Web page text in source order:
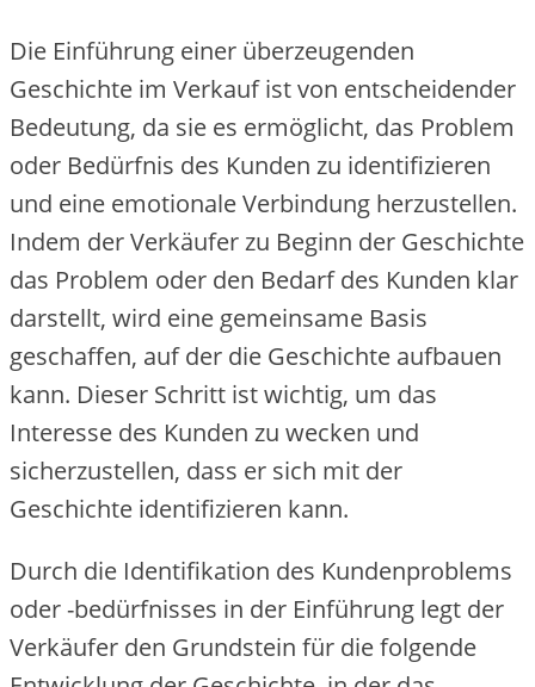
Die Einführung einer überzeugenden
Geschichte im Verkauf ist von entscheidender
Bedeutung, da sie es ermöglicht, das Problem
oder Bedürfnis des Kunden zu identifizieren
und eine emotionale Verbindung herzustellen.
Indem der Verkäufer zu Beginn der Geschichte
das Problem oder den Bedarf des Kunden klar
darstellt, wird eine gemeinsame Basis
geschaffen, auf der die Geschichte aufbauen
kann. Dieser Schritt ist wichtig, um das
Interesse des Kunden zu wecken und
sicherzustellen, dass er sich mit der
Geschichte identifizieren kann.
Durch die Identifikation des Kundenproblems
oder -bedürfnisses in der Einführung legt der
Verkäufer den Grundstein für die folgende